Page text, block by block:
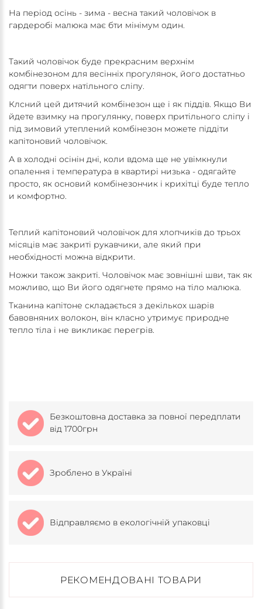
На період осінь - зима - весна такий чоловічок в
гардеробі малюка має бти мінімум один.
Такий чоловічок буде прекрасним верхнім
комбінезоном для весінніх прогулянок, його достатньо
одягти поверх натільного сліпу.
Клсний цей дитячий комбінезон ще і як піддів. Якщо Ви
йдете взимку на прогулянку, поверх притільного сліпу і
під зимовий утеплений комбінезон можете піддіти
капітоновий чоловічок.
А в холодні осінін дні, коли вдома ще не увімкнули
опалення і температура в квартирі низька - одягайте
просто, як основий комбінезончик і крихітці буде тепло
и комфортно.
Теплий капітоновий чоловічок для хлопчиків до трьох
місяців має закриті рукавчики, але який при
необхідності можна відкрити.
Ножки також закриті. Чоловічок має зовнішні шви, так як
можливо, що Ви його одягнете прямо на тіло малюка.
Тканина капітоне складається з декількох шарів
бавовняних волокон, він класно утримує природне
тепло тіла і не викликає перегрів.
Безкоштовна доставка за повної передплати
від 1700грн
Зроблено в Україні
Відправляємо в екологічній упаковці
РЕКОМЕНДОВАНІ ТОВАРИ